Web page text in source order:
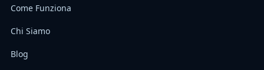
Come Funziona
Chi Siamo
Blog